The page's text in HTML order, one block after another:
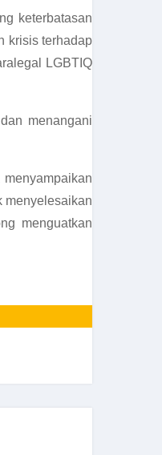
keterbatasan
krisis terhadap
LGBTIQ
menangani
menyelesaikan
menguatkan